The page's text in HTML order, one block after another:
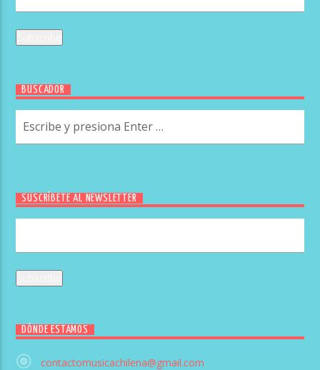
BUSCADOR
SUSCRÍBETE AL NEWSLETTER
DÓNDE ESTAMOS
contactomusicachilena@gmail.com